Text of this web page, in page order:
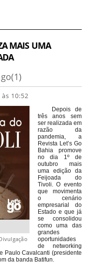
MAIS UMA
10:52
Depois de
três anos sem
ser realizada em
razão da
pandemia, a
Revista Let’s Go
Bahia promove
no dia 1º de
outubro mais
uma edição da
Feijoada do
Tivoli. O evento
que movimenta
o cenário
empresarial do
Estado e que já
se consolidou
como uma das
grandes
oportunidades
de networking
Paulo Cavalcanti (presidente
da banda Batifun.